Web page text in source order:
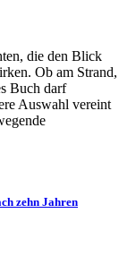
die den Blick
Ob am Strand,
Buch darf
Auswahl vereint
zehn Jahren